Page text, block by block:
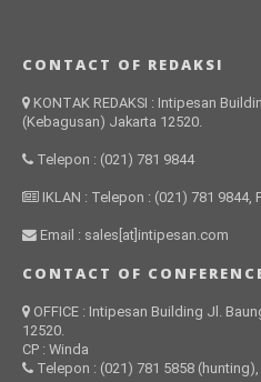
CONTACT OF REDAKSI
KONTAK REDAKSI : Intipesan
(Kebagusan) Jakarta 12520.
Telepon : (021) 781 9844
IKLAN : Telepon : (021) 781 9844,
Email : sales[at]intipesan.com
CONTACT OF
OFFICE : Intipesan Building Jl.
12520.
CP : Winda
Telepon : (021) 781 5858 (hunting),